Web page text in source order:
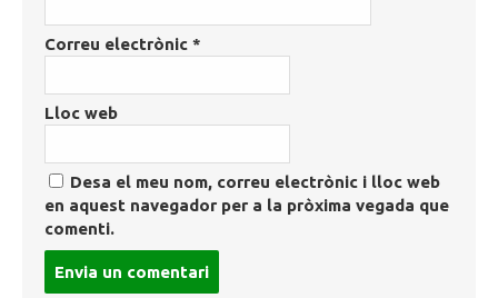
Correu electrònic *
Lloc web
Desa el meu nom, correu electrònic i lloc web
en aquest navegador per a la pròxima vegada que
comenti.